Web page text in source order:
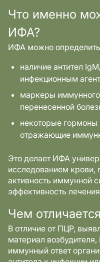
Что именно
ИФА?
ИФА можно
наличие антител
инфекционным
маркеры иммунного
перенесенной
некоторые гормоны
отражающие
Это делает ИФА
исследованием крови,
активность иммунной
эффективность
Чем
В отличие от ПЦР,
материал
иммунный ответ